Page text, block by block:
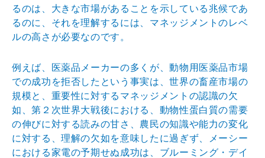
るのは、大きな市場があることを示している兆候であ
るのに、それを理解するには、マネッジメントのレベ
ルの高さが必要なのです。
例えば、医薬品メーカーの多くが、動物用医薬品市場
での成功を拒否したという事実は、世界の畜産市場の
規模と、重要性に対するマネッジメントの認識の欠
如、第２次世界大戦後における、動物性蛋白質の需要
の伸びに対する読みの甘さ、農民の知識や能力の変化
に対する、理解の欠如を意味したに過ぎず、メーシー
における家電の予期せぬ成功は、ブルーミング・デイ